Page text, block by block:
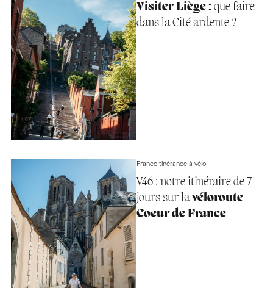
Visiter Liège :que faire
dans la Cité ardente ?
FranceItinérance à vélo
V46 : notre itinéraire de 7
jours sur lavéloroute
Coeur de France